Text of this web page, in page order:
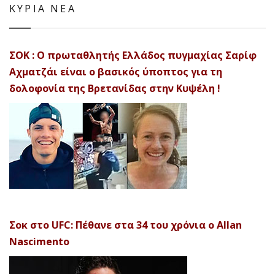
ΚΥΡΙΑ ΝΕΑ
ΣΟΚ : Ο πρωταθλητής Ελλάδος πυγμαχίας Σαρίφ
Αχματζάι είναι ο βασικός ύποπτος για τη
δολοφονία της Βρετανίδας στην Κυψέλη !
Σοκ στο UFC: Πέθανε στα 34 του χρόνια ο Allan
Nascimento